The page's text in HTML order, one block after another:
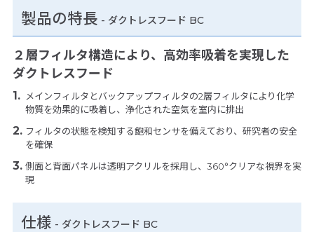
製品の特長 - ダクトレスフード BC
２層フィルタ構造により、高効率吸着を実現した
ダクトレスフード
メインフィルタとバックアップフィルタの2層フィルタにより化学
物質を効果的に吸着し、浄化された空気を室内に排出
フィルタの状態を検知する飽和センサを備えており、研究者の安全
を確保
側面と背面パネルは透明アクリルを採用し、360°クリアな視界を実
現
仕様 - ダクトレスフード BC